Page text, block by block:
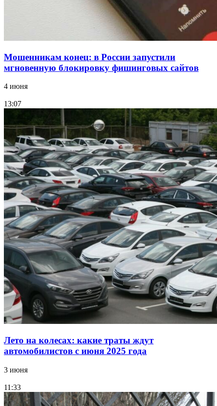
Мошенникам конец: в России запустили
мгновенную блокировку фишинговых сайтов
4 июня
13:07
Лето на колесах: какие траты ждут
автомобилистов с июня 2025 года
3 июня
11:33